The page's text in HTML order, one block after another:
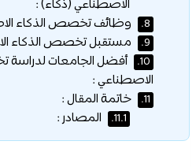
الاصطناعي (ذكاء) :
8. وظائف تخصص الذكاء
9. مستقبل تخصص الذكاء
10.
أفضل الجامعات لدراسة
الاصطناعي :
11. خاتمة المقال :
11.1. المصادر :